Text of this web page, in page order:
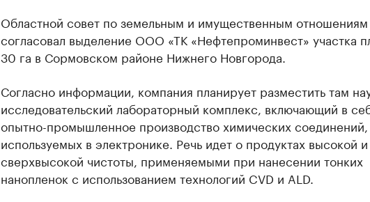
Областной совет по земельным и имущественным отношениям
согласовал выделение ООО «ТК «Нефтепроминвест» участка
30 га в Сормовском районе Нижнего Новгорода.
Согласно информации, компания планирует разместить там
исследовательский лабораторный комплекс, включающий в
опытно-промышленное производство химических соединений,
используемых в электронике. Речь идет о продуктах высокой и
сверхвысокой чистоты, применяемыми при нанесении тонких
нанопленок с использованием технологий CVD и ALD.